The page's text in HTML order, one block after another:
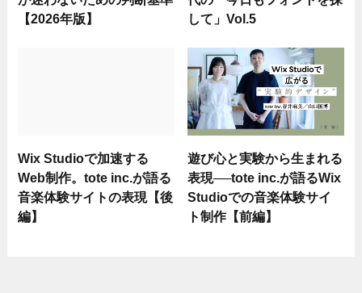
【2026年版】
して」Vol.5
Wix Studioで加速する
Web制作。tote inc.が語る
音楽体験サイトの表現【後
編】
遊び心と実験から生まれる
表現──tote inc.が語るWix
Studioでの音楽体験サイ
ト制作【前編】